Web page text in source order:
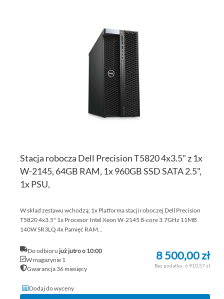
Stacja robocza Dell Precision T5820 4x3.5" z 1x
W-2145, 64GB RAM, 1x 960GB SSD SATA 2.5",
1x PSU,
W skład zestawu wchodzą: 1x Platforma stacji roboczej Dell Precision
T5820 4x3.5" 1x Procesor Intel Xeon W-2145 8-core 3.7GHz 11MB
140W SR3LQ 4x Pamięć RAM...
Do odbioru już jutro o 10:00
W magazynie 1
Gwarancja 36 miesięcy
8 500,00 zł
6 910,57 zł
Dodaj do wyceny